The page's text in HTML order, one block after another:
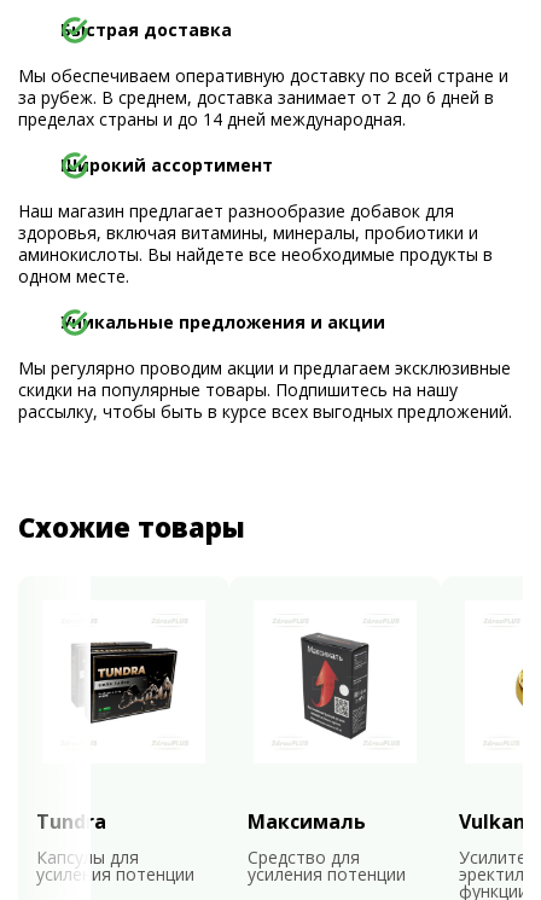
Быстрая доставка
Мы обеспечиваем оперативную доставку по всей стране и
за рубеж. В среднем, доставка занимает от 2 до 6 дней в
пределах страны и до 14 дней международная.
Широкий ассортимент
Наш магазин предлагает разнообразие добавок для
здоровья, включая витамины, минералы, пробиотики и
аминокислоты. Вы найдете все необходимые продукты в
одном месте.
Уникальные предложения и акции
Мы регулярно проводим акции и предлагаем эксклюзивные
скидки на популярные товары. Подпишитесь на нашу
рассылку, чтобы быть в курсе всех выгодных предложений.
Схожие товары
Tundra
Капсулы для
усиления потенции
Максималь
Средство для
усиления потенции
Vulkan
функции